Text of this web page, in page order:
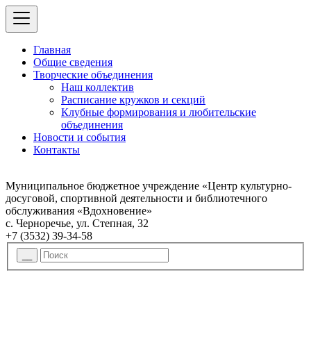
Главная
Общие сведения
Творческие объединения
Наш коллектив
Расписание кружков и секций
Клубные формирования и любительские
объединения
Новости и события
Контакты
Муниципальное бюджетное учреждение «Центр культурно-
досуговой, спортивной деятельности и библиотечного
обслуживания «Вдохновение»
с. Черноречье, ул. Степная, 32
+7 (3532) 39-34-58